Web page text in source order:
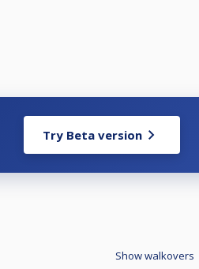
Try Beta version
Show walkovers